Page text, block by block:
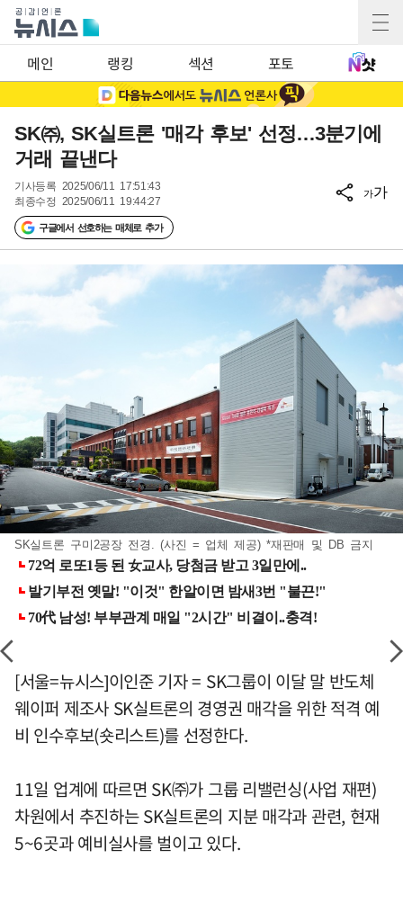
메인 랭킹 섹션 포토
SK㈜, SK실트론 '매각 후보' 선정…3분기에
거래 끝낸다
기사등록 2025/06/11 17:51:43
최종수정 2025/06/11 19:44:27
구글에서 선호하는 매체로 추가
가가
SK실트론 구미2공장 전경. (사진 = 업체 제공) *재판매 및 DB 금지
[서울=뉴시스]이인준 기자 = SK그룹이 이달 말 반도체
웨이퍼 제조사 SK실트론의 경영권 매각을 위한 적격 예
비 인수후보(숏리스트)를 선정한다.
11일 업계에 따르면 SK㈜가 그룹 리밸런싱(사업 재편)
차원에서 추진하는 SK실트론의 지분 매각과 관련, 현재
5~6곳과 예비실사를 벌이고 있다.